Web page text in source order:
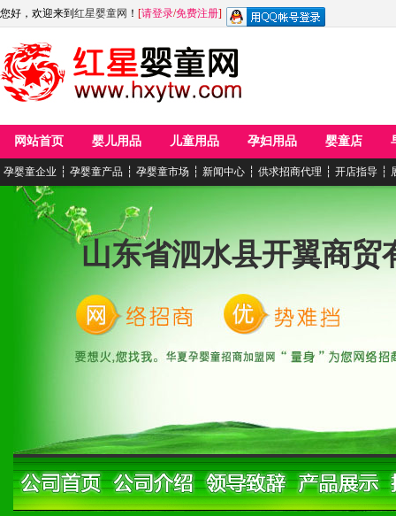
您好，欢迎来到 红星婴童网 ！ [请登录/免费注册]
网站首页 婴儿用品 儿童用品 孕妇用品 婴童店
孕婴童企业 ┆ 孕婴童产品 ┆ 孕婴童市场 ┆ 新闻中心 ┆ 供求招商代理 ┆ 开店指导 ┆
山东省泗水县开翼商贸